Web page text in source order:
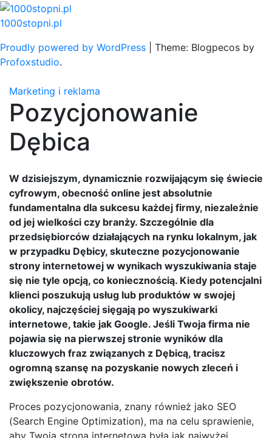
Skip
to
1000stopni.pl
Proudly powered by WordPress
Theme: Blogpecos by
Profoxstudio.
Marketing i reklama
Pozycjonowanie
Dębica
W dzisiejszym, dynamicznie rozwijającym się świecie
cyfrowym, obecność online jest absolutnie
fundamentalna dla sukcesu każdej firmy, niezależnie
od jej wielkości czy branży. Szczególnie dla
przedsiębiorców działających na rynku lokalnym, jak
w przypadku Dębicy, skuteczne pozycjonowanie
strony internetowej w wynikach wyszukiwania staje
się nie tyle opcją, co koniecznością. Kiedy potencjalni
klienci poszukują usług lub produktów w swojej
okolicy, najczęściej sięgają po wyszukiwarki
internetowe, takie jak Google. Jeśli Twoja firma nie
pojawia się na pierwszej stronie wyników dla
kluczowych fraz związanych z Dębicą, tracisz
ogromną szansę na pozyskanie nowych zleceń i
zwiększenie obrotów.
Proces pozycjonowania, znany również jako SEO
(Search Engine Optimization), ma na celu sprawienie,
aby Twoja strona internetowa była jak najwyżej